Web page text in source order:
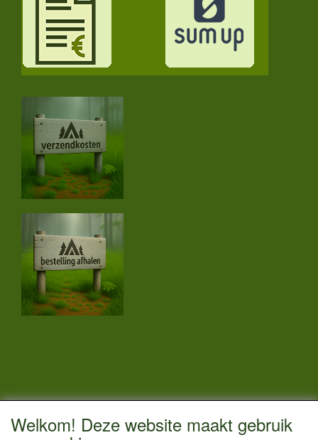
CONTACTGEGEVENS
Vestigingsadres:
Welkom! Deze website maakt gebruik